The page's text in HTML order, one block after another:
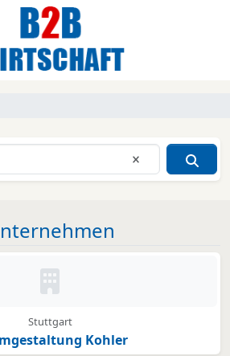
Eingabe
Kein Bild oder Logo hinterlegt
Stuttgart
Kohler